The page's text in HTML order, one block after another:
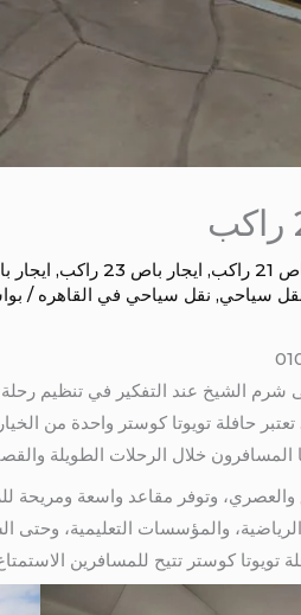
, ايجار باص 23 راكب , ايجار باص
سياحي, نقل سياحي في القاهره /
راكب سعر باص الى شرم الشيخ عند التفكير
خيارًا ممتازًا. تعتبر حافلة تويوتا
المسافرون خلال الرحلات الطويلة
الرياضية، والمؤسسات التعليمية،
تويوتا كوستر تتيح للمسافرين